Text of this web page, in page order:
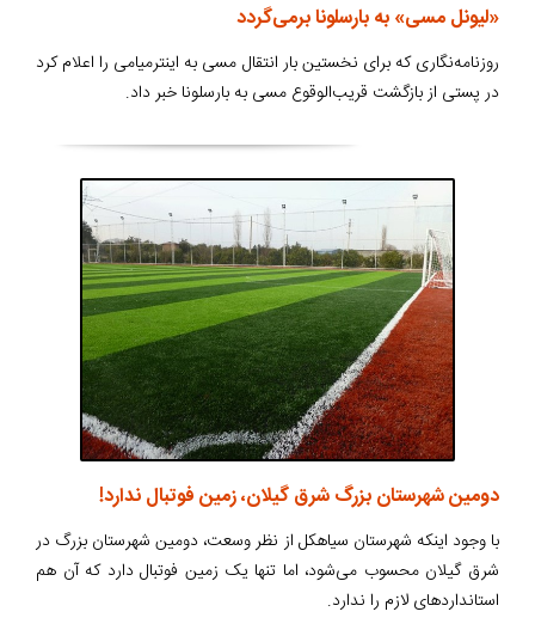
«لیونل مسی» به بارسلونا برمی‌گردد
روزنامه‌نگاری که برای نخستین بار انتقال مسی به اینترمیامی را اعلام کرد
در پستی از بازگشت قریب‌الوقوع مسی به بارسلونا خبر داد.
دومین شهرستان بزرگ شرق گیلان، زمین فوتبال ندارد!
با وجود اینکه شهرستان سیاهکل از نظر وسعت، دومین شهرستان بزرگ در
شرق گیلان محسوب می‌شود، اما تنها یک زمین فوتبال دارد که آن هم
استانداردهای لازم را ندارد.